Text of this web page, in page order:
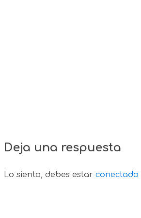
Deja una respuesta
Lo siento, debes estar conectado